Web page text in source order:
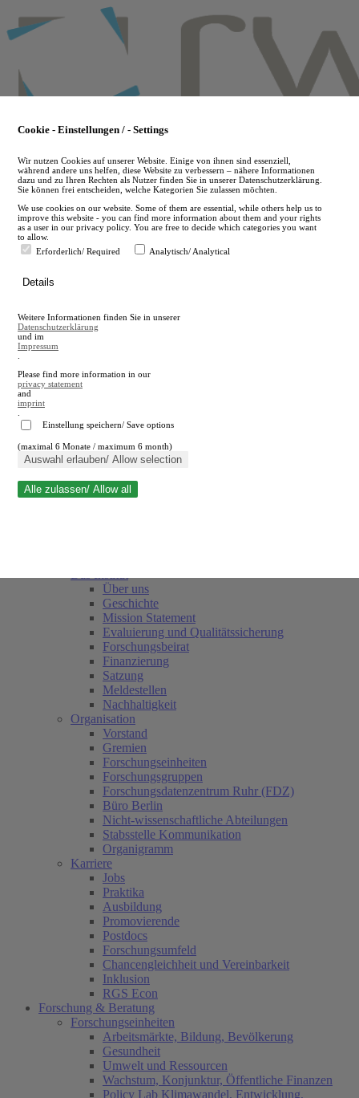
to
main
en
A
A
Suche schließen
Über uns
Geschichte
Mission Statement
Evaluierung und Qualitätssicherung
Forschungsbeirat
Finanzierung
Satzung
Meldestellen
Nachhaltigkeit
Organisation
Vorstand
Gremien
Forschungseinheiten
Forschungsgruppen
Forschungsdatenzentrum Ruhr (FDZ)
Büro Berlin
Nicht-wissenschaftliche Abteilungen
Stabsstelle Kommunikation
Organigramm
Karriere
Jobs
Praktika
Ausbildung
Promovierende
Postdocs
Forschungsumfeld
Chancengleichheit und Vereinbarkeit
Inklusion
RGS Econ
Forschung & Beratung
Forschungseinheiten
Arbeitsmärkte, Bildung, Bevölkerung
Gesundheit
Umwelt und Ressourcen
Wachstum, Konjunktur, Öffentliche Finanzen
Policy Lab Klimawandel, Entwicklung,
Cookie - Einstellungen / - Settings
Wir nutzen Cookies auf unserer Website. Einige von ihnen sind essenziell,
während andere uns helfen, diese Website zu verbessern – nähere Informationen
dazu und zu Ihren Rechten als Nutzer finden Sie in unserer Datenschutzerklärung.
Sie können frei entscheiden, welche Kategorien Sie zulassen möchten.
We use cookies on our website. Some of them are essential, while others help us to
improve this website - you can find more information about them and your rights
as a user in our privacy policy. You are free to decide which categories you want
to allow.
Erforderlich/ Required
Analytisch/ Analytical
Details
Weitere Informationen finden Sie in unserer
Datenschutzerklärung
und im
Impressum
Please find more information in our
privacy statement
and
imprint
Einstellung speichern/ Save options
(maximal 6 Monate / maximum 6 month)
Auswahl erlauben/ Allow selection
Alle zulassen/ Allow all